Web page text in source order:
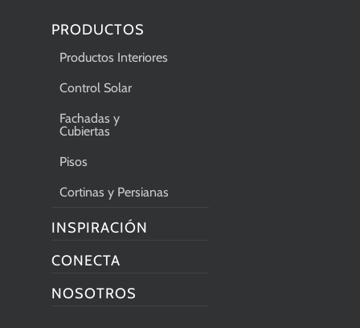
PRODUCTOS
Productos Interiores
Control Solar
Fachadas y
Cubiertas
Pisos
Cortinas y Persianas
INSPIRACIÓN
CONECTA
NOSOTROS